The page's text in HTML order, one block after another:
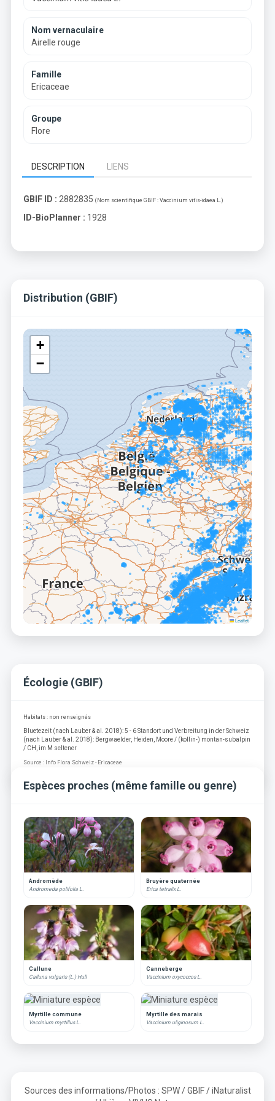
Nom vernaculaire
Airelle rouge
Famille
Ericaceae
Groupe
Flore
DESCRIPTION LIENS
GBIF ID : 2882835 (Nom scientifique GBIF : Vaccinium vitis-idaea L.)
ID-BioPlanner : 1928
Distribution (GBIF)
+
−
Leaflet
Écologie (GBIF)
Habitats : non renseignés
Bluetezeit (nach Lauber & al. 2018): 5 - 6 Standort und Verbreitung in der Schweiz
(nach Lauber & al. 2018): Bergwaelder, Heiden, Moore / (kollin-) montan-subalpin
/ CH, im M seltener
Source : Info Flora Schweiz - Ericaceae
Espèces proches (même famille ou genre)
Andromède
Andromeda polifolia L.
Bruyère quaternée
Erica tetralix L.
Callune
Calluna vulgaris (L.) Hull
Canneberge
Vaccinium oxycoccos L.
Myrtille commune
Vaccinium myrtillus L.
Myrtille des marais
Vaccinium uliginosum L.
Sources des informations/Photos : SPW / GBIF / iNaturalist